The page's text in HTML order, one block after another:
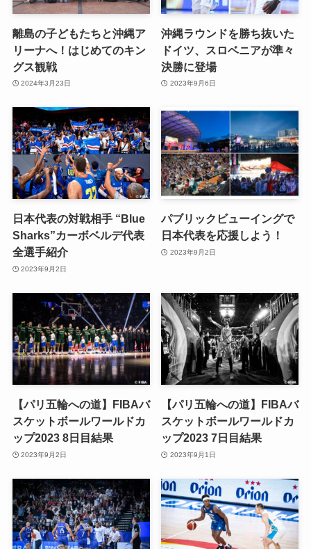
離島の子どもたちと沖縄ア
リーナへ！はじめてのキン
グス観戦
2024年3月23日
沖縄ラウンドを勝ち抜いた
ドイツ、スロベニアが準々
決勝に登場
2023年9月6日
日本代表の対戦相手 “Blue
Sharks”カーボベルデ代表
全選手紹介
2023年9月2日
パブリックビューイングで
日本代表を応援しよう！
2023年9月2日
【パリ五輪への道】FIBAバ
スケットボールワールドカ
ップ2023 8日目結果
2023年9月2日
【パリ五輪への道】FIBAバ
スケットボールワールドカ
ップ2023 7日目結果
2023年9月1日